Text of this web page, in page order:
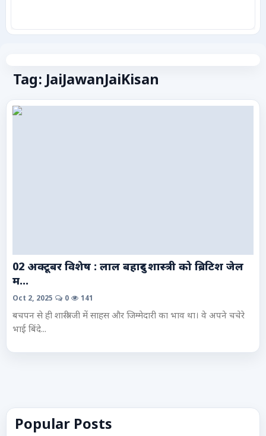
लाइफस्टाइल
धर्म और अध्यात्म
Advertise with Us
Events
Contacts
Tag: JaiJawanJaiKisan
02 अक्टूबर विशेष : लाल बहादुर शास्त्री को ब्रिटिश जेल
म...
Oct 2, 2025 0 141
बचपन से ही शास्त्री जी में साहस और जिम्मेदारी का भाव था। वे अपने चचेरे
भाई बिंदे...
Popular Posts